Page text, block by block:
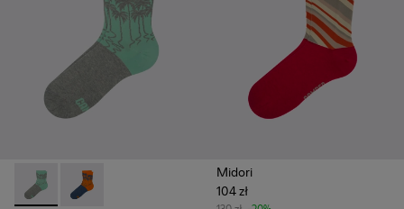
Palmtree - CA023-001 - Multicolor
Palmtree - CA023-002 - Multicolor
Midori
104 zł